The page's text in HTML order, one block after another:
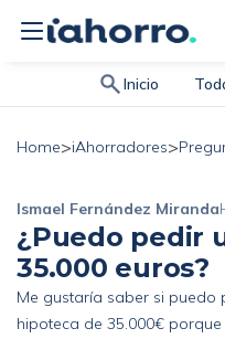
Inicio
Home>iAhorradores>
Ismael Fernández Miranda
¿Puedo pedir
35.000 euros?
Me gustaría saber si puedo
hipoteca de 35.000€